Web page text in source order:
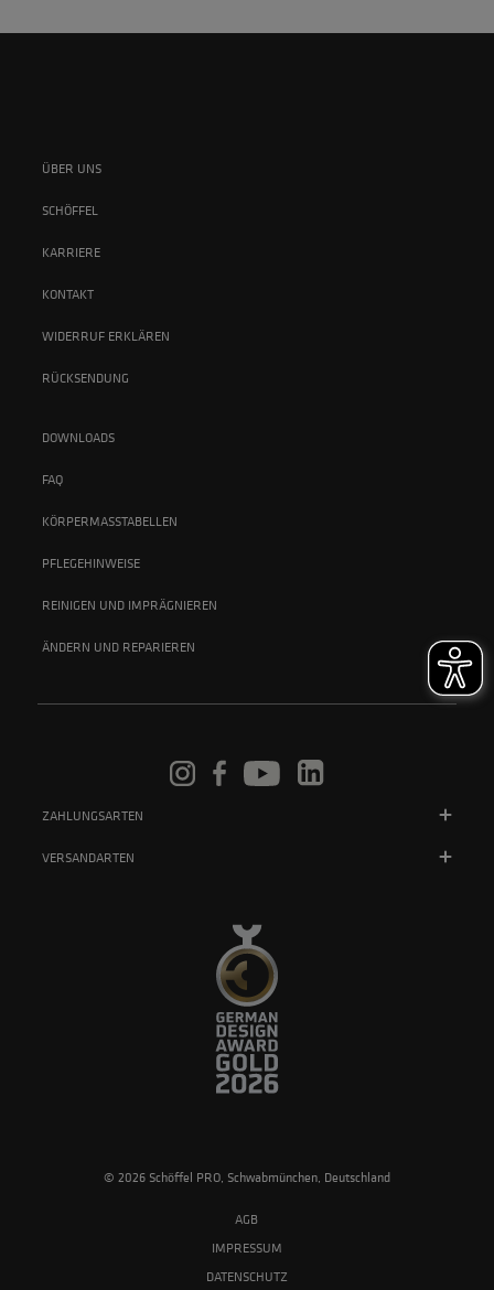
ÜBER UNS
SCHÖFFEL
KARRIERE
KONTAKT
WIDERRUF ERKLÄREN
RÜCKSENDUNG
DOWNLOADS
FAQ
KÖRPERMASSTABELLEN
PFLEGEHINWEISE
REINIGEN UND IMPRÄGNIEREN
ÄNDERN UND REPARIEREN
ZAHLUNGSARTEN
VERSANDARTEN
© 2026 Schöffel PRO, Schwabmünchen, Deutschland
AGB
IMPRESSUM
DATENSCHUTZ